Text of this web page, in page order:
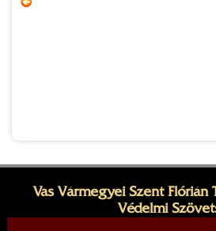
Vas Vármegyei Szent Flórián
Védelmi